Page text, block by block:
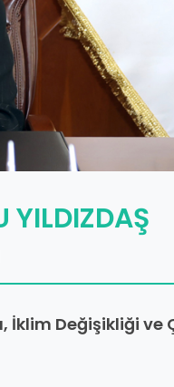
YILDIZDAŞ
İklim Değişikliği ve